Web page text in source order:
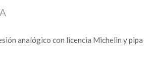
analógico con licencia Michelin y pipa